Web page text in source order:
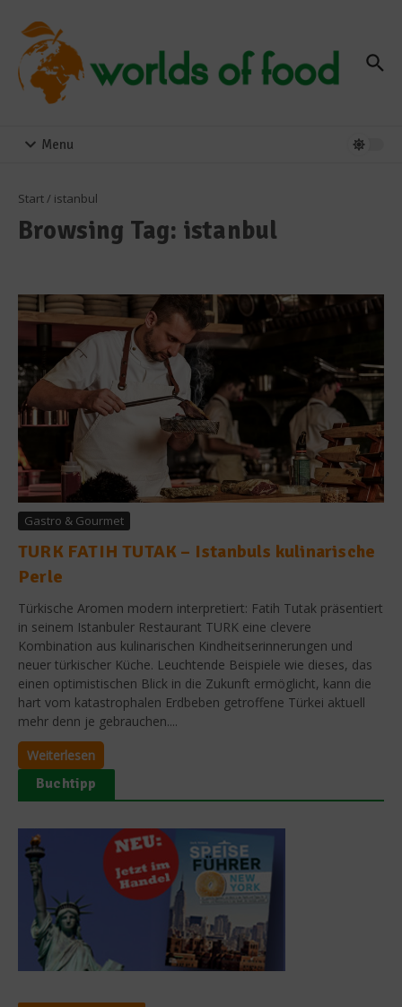
Menu
Start/ istanbul
Browsing Tag: istanbul
Gastro & Gourmet
TURK FATIH TUTAK – Istanbuls kulinarische
Perle
Türkische Aromen modern interpretiert: Fatih Tutak präsentiert
in seinem Istanbuler Restaurant TURK eine clevere
Kombination aus kulinarischen Kindheitserinnerungen und
neuer türkischer Küche. Leuchtende Beispiele wie dieses, das
einen optimistischen Blick in die Zukunft ermöglicht, kann die
hart vom katastrophalen Erdbeben getroffene Türkei aktuell
mehr denn je gebrauchen....
Weiterlesen
Buchtipp